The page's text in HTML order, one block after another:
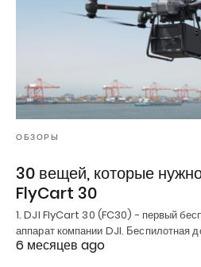
ОБЗОРЫ
30 вещей, которые
FlyCart 30
1. DJI FlyCart 30 (FC30) - первый
аппарат компании DJI. Беспилотная
6 месяцев ago